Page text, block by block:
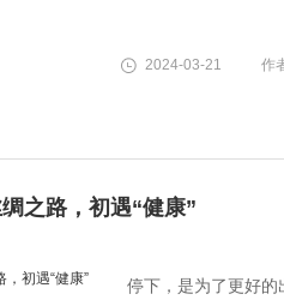
2024-03-21 作
之路，初遇“健康”
停下，是为了更好的